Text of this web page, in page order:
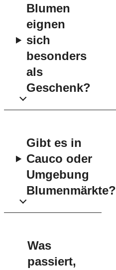
Blumen
eignen
sich
besonders
als
Geschenk?
Gibt es in
Cauco oder
Umgebung
Blumenmärkte?
Was
passiert,